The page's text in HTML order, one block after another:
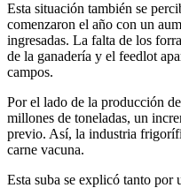
Esta situación también se
comenzaron el año con un
ingresadas. La falta de los
de la ganadería y el feedlot
campos.
Por el lado de la producción
millones de toneladas, un
previo. Así, la industria
carne vacuna.
Esta suba se explicó tanto por